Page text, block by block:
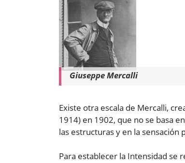
Giuseppe Mercalli
Existe otra escala de Mercalli,
1914) en 1902, que no se basa
las estructuras y en la sensación
Para establecer la Intensidad se